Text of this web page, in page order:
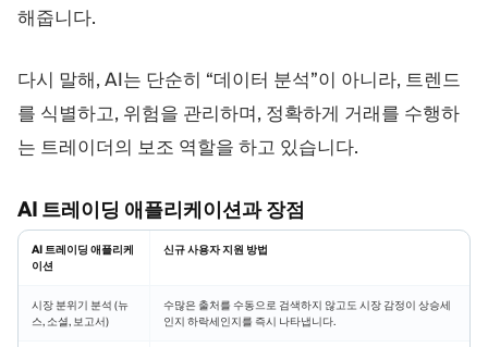
해줍니다.
다시 말해, AI는 단순히 “데이터 분석”이 아니라, 트렌드
를 식별하고, 위험을 관리하며, 정확하게 거래를 수행하
는 트레이더의 보조 역할을 하고 있습니다.
AI 트레이딩 애플리케이션과 장점
AI 트레이딩 애플리케
이션
신규 사용자 지원 방법
시장 분위기 분석 (뉴
스, 소셜, 보고서)
수많은 출처를 수동으로 검색하지 않고도 시장 감정이 상승세
인지 하락세인지를 즉시 나타냅니다.